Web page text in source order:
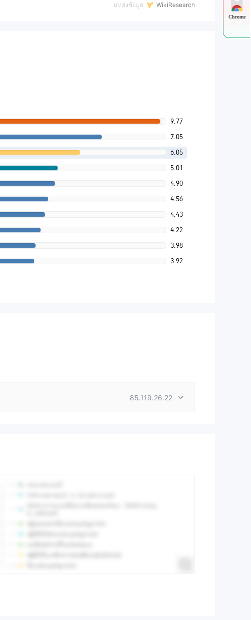
แหล่งข้อมูล WikiResearch
9.77
7.05
6.05
5.01
4.90
4.56
4.43
4.22
3.98
3.92
85.119.26.22
Chrome